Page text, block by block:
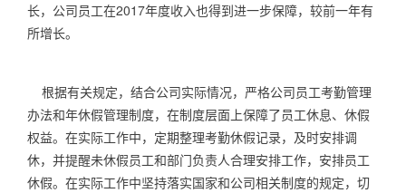
长，公司员工在2017年度收入也得到进一步保障，较前一年有
所增长。
根据有关规定，结合公司实际情况，严格公司员工考勤管理
办法和年休假管理制度，在制度层面上保障了员工休息、休假
权益。在实际工作中，定期整理考勤休假记录，及时安排调
休，并提醒未休假员工和部门负责人合理安排工作，安排员工
休假。在实际工作中坚持落实国家和公司相关制度的规定，切